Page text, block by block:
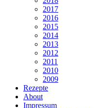
2017
2016
2015
2014
2013
2012
2011
2010
2009
Rezepte
About
Impressum